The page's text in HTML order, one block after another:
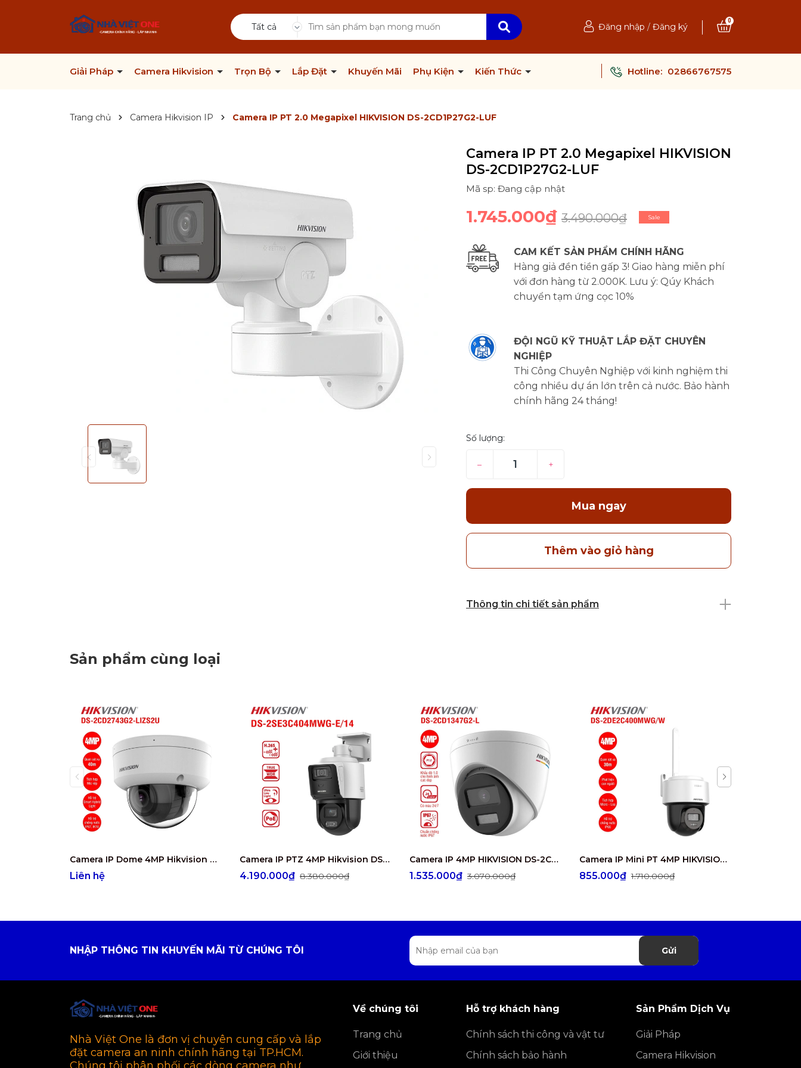
Tất cả Đăng nhập / Đăng ký
0
Giải Pháp Camera Hikvision Trọn Bộ Lắp Đặt Khuyến Mãi Phụ Kiện Kiến Thức Hotline: 02866767575
Trang chủ Camera Hikvision IP Camera IP PT 2.0 Megapixel HIKVISION DS-2CD1P27G2-LUF
Camera IP PT 2.0 Megapixel HIKVISION
DS-2CD1P27G2-LUF
Mã sp: Đang cập nhật
1.745.000₫ 3.490.000₫ Sale
CAM KẾT SẢN PHẨM CHÍNH HÃNG
Hàng giả đền tiền gấp 3! Giao hàng miễn phí
với đơn hàng từ 2.000K. Lưu ý: Qúy Khách
chuyển tạm ứng cọc 10%
ĐỘI NGŨ KỸ THUẬT LẮP ĐẶT CHUYÊN
NGHIỆP
Thi Công Chuyên Nghiệp với kinh nghiệm thi
công nhiều dự án lớn trên cả nước. Bảo hành
chính hãng 24 tháng!
Số lượng:
– +
Mua ngay
Thêm vào giỏ hàng
Thông tin chi tiết sản phẩm
Sản phẩm cùng loại
Camera IP Dome 4MP Hikvision DS-2CD2743G2-LIZS2U
Liên hệ
Camera IP PTZ 4MP Hikvision DS-2SE3C404MWG-E/14
4.190.000₫ 8.380.000₫
Camera IP 4MP HIKVISION DS-2CD1347G2-L
1.535.000₫ 3.070.000₫
Camera IP Mini PT 4MP HIKVISION DS-2DE2C400MWG/W
855.000₫1.710.000₫
NHẬP THÔNG TIN KHUYẾN MÃI TỪ CHÚNG TÔI Gửi
Nhà Việt One là đơn vị chuyên cung cấp và lắp
đặt camera an ninh chính hãng tại TP.HCM.
Về chúng tôi
Trang chủ
Giới thiệu
Hỗ trợ khách hàng
Chính sách thi công và vật tư
Chính sách bảo hành
Sản Phẩm Dịch Vụ
Giải Pháp
Camera Hikvision